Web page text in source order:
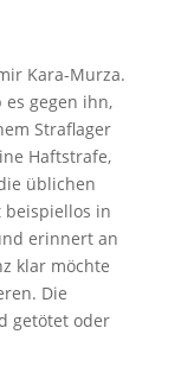
Kara-Murza.
es gegen ihn,
Straflager
Haftstrafe,
üblichen
beispiellos in
erinnert an
klar möchte
Die
getötet oder